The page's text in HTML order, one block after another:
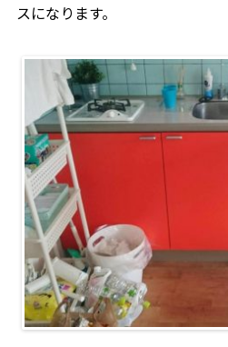
スになります。